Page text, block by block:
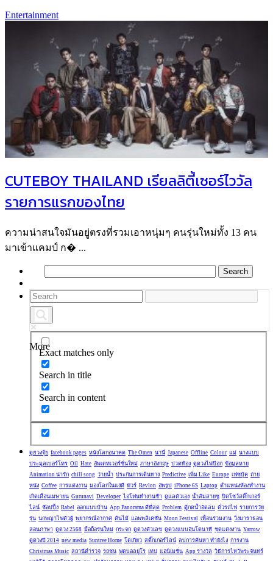
Entertainment
CUTEBOY THAILAND เรียลลิตี้เซอร์ไววัล
รายการแรกของไทย
ความน่าสนใจมันอยู่ตรงที่รวมเอาหนุ่มๆ คนรุ่นใหม่ทั้ง 13 คน
มาเข้าแคมป์ ก� ...
More
Exact matches only
Search in title
Search in content
ดูฮวงจุ้ย facebook pages หนังโลกอนาคต The Omen นานี่ Japanese Offline Colour แม่ นางแบบ
ประมูลเบอร์โทร Oil Hate อัพเดทเวอร์ชั่นใหม่ ภาษาอังกฤษ ปวดท้อง ดูดวงไพ่ป๊อก ข้อมูลหาย
Animation น่ารัก chill song ว่ายน้ำ ประกันการเดินทาง Predictive เพิ่ม Like Europe เฟซบุ้ค ถ่าย
หนัง Coffee การแต่งงาน มองโลกในแง่ดี ทัวร์ Revlon อัพรูป iPhone 6S Laptop ตำแหน่งห้องทำงาน
เกิดเดือนเมษายน Gurunavi Developer ไอโฟนทำงานช้า ดูแลตัวเอง น้ำส้มสายชู ปิดโชว์สติ๊กเกอร์
ไลน์ ช้อปปิ้ง Rabel ออกแบบบ้าน App Panorama ดีที่สุด Problem ตู้กดน้ำอัดลม ตั๋วรถไฟ รายการวัย
รุ่น นกพญาไฟตัวผู้ พยากรณ์อากาศ ต้นไม้ แอพพลิเคชั่น Moon Festival เพื่อนร่วมงาน วิ่งมาราธอน
สอนภาษา ดูดวง 2568 มือถือรุ่นใหม่ กระจก ดูดวงตัวเลข ดูดวงแบบอันโตนาที ชุดแต่งงาน Yarrow
ดูดวงปี 2014 new media Suntree Home โตเกียว สติ๊กเกอร์ไลน์ ลบการค้นหา ทำยังไง การงาน
Christmas Music สถานีตำรวจ รถชน ฟุตบอลยูโร เทป แอนิเมชั่น App รางวัล วิธีการไหว้พระจันทร์